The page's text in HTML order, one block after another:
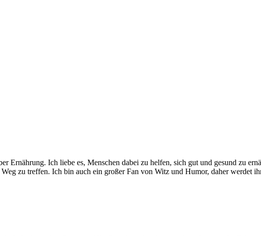
Ich liebe es, Menschen dabei zu helfen, sich gut und gesund zu
zu treffen. Ich bin auch ein großer Fan von Witz und Humor, daher werdet